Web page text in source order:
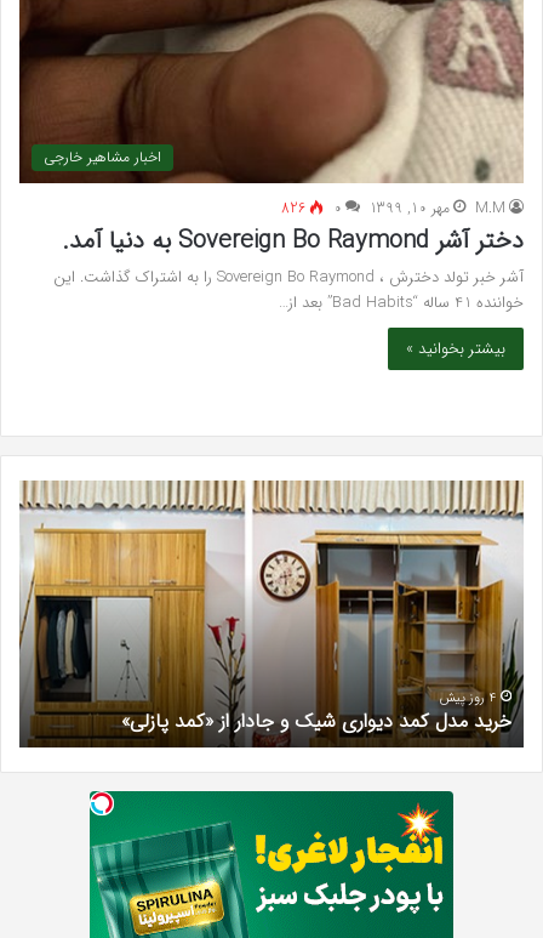
اخبار مشاهیر خارجی
M.M مهر 10, 1399 ۰ 826
دختر آشر Sovereign Bo Raymond به دنیا آمد.
آشر خبر تولد دخترش ، Sovereign Bo Raymond را به اشتراک گذاشت. این
خواننده 41 ساله “Bad Habits” بعد از…
بیشتر بخوانید »
خرید
مدل
دیواری
شیک
جادار
از
«کمد
پازلی»
4 روز پیش
خرید مدل کمد دیواری شیک و جادار از «کمد پازلی»
در